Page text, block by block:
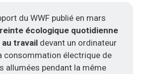
du WWF publié en mars
écologique quotidienne
au travaildevant un ordinateur
consommation électrique de
allumées pendant la même